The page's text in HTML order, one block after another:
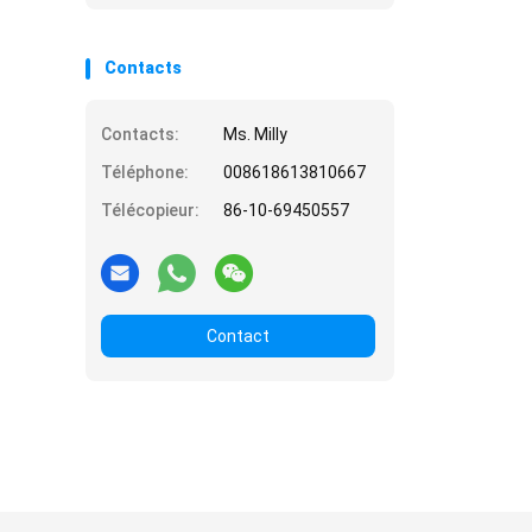
Contacts
Contacts:
Ms. Milly
Téléphone:
008618613810667
Télécopieur:
86-10-69450557
Contact